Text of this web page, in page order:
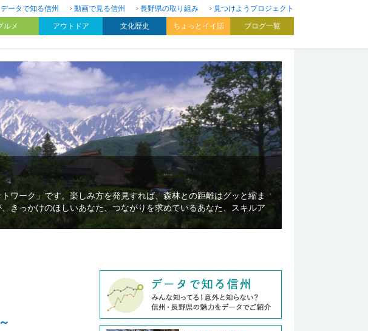
データで知る信州 動画で見る信州 長野県の取り組み
見つけようプロジェクト
ルメ アウトドア 文化歴史 ちょっとイイ話 ブログ一覧
ワーク」です。楽しみ方を発見すれば、森林との距離はグッと縮ま
きっかけのほしいあなた、つながりを求めているあなた、スキルア